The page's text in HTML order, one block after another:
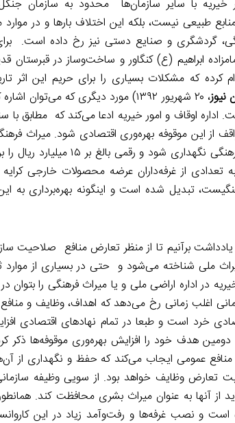
خیریه با سایر سازمان‌ها محدود به سازمان
طبیعی نیست، بلکه این اختلاف بارها و در موارد
گردشگری و صنایع دستی نیز رخ داده است.
ابراهیم (ع) کنگاور و ساخت‌وساز در قبرستان
کرده که مشکلات بسیاری را برای حریم این اثر
نیوز
، ۲۰ شهریور ۱۳۹۲) مورد دیگری که می‌توان
اداره اوقاف و امور خیریه ادعا می‌کند که مطابق با
از این موقوفه بهره‌وری اقتصادی شود. میراث
است که این کاروانسرا یک اثر ارزشمند تاریخی است که باید براساس ضوابط میراث
تعدادی از غرفه‌داران عرضه محصولات خارجی
تبدیل شده است و اینگونه بهره‌برداری به
برآنیم تا از منظر تعارض منافع صلاحیت
میراث ملی شناخته می‌شود و حتی در بسیاری از
در اداره اراضی ملی و یا میراث فرهنگی را بتوان
اغلب زمانی رخ می‌دهد که اهداف، وظایف و
خرد است و طبعا در تمام نهادهای اقتصادی
دومین هدف خود را افزایش بهره‌وری موقوفه‌ها ذکر
منافع عمومی ایجاب می‌کند که حفظ و نگهداری از
تعارض وظایف خواهد بود. از سویی وظیفه
از آنها به عنوان میراث بشری محافظت کند.
و نصب غرفه‌ها و رفت‌وآمد زیاد در این